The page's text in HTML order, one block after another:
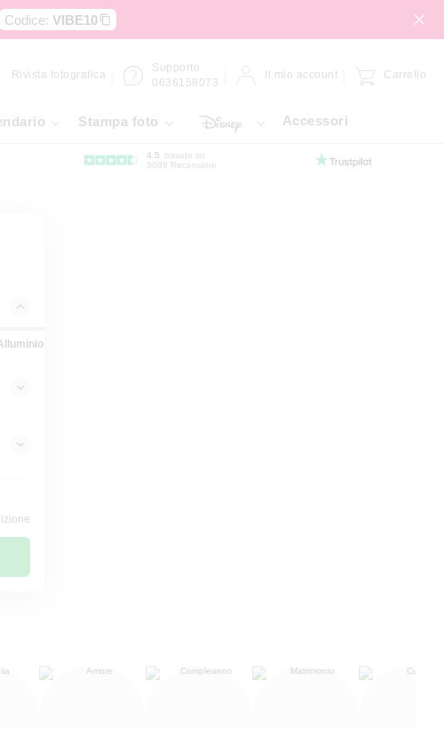
Codice:VIBE10
Rivista fotografica
Supporto
0636158073
Il mio account Carrello
Stampa foto Accessori
4.5
basato su
3089 Recensioni
Dibond